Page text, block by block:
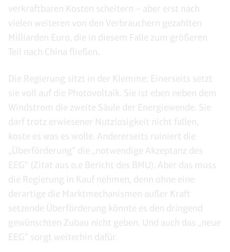
verkraftbaren Kosten scheitern – aber erst nach
vielen weiteren von den Verbrauchern gezahlten
Milliarden Euro, die in diesem Falle zum größeren
Teil nach China fließen.
Die Regierung sitzt in der Klemme: Einerseits setzt
sie voll auf die Photovoltaik. Sie ist eben neben dem
Windstrom die zweite Säule der Energiewende. Sie
darf trotz erwiesener Nutzlosigkeit nicht fallen,
koste es was es wolle. Andererseits ruiniert die
„Überförderung“ die „notwendige Akzeptanz des
EEG“ (Zitat aus o.e Bericht des BMU). Aber das muss
die Regierung in Kauf nehmen, denn ohne eine
derartige die Marktmechanismen außer Kraft
setzende Überförderung könnte es den dringend
gewünschten Zubau nicht geben. Und auch das „neue
EEG“ sorgt weiterhin dafür.